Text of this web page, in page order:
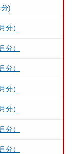
)
分）
分）
分）
分）
分）
分）
分）